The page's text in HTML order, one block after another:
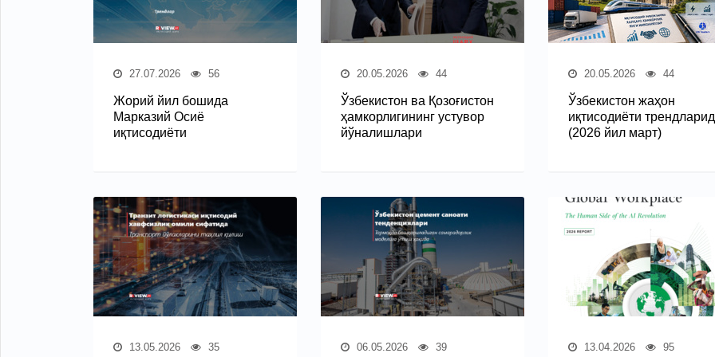
27.07.2026 56
Жорий йил бошида
Марказий Осиё
иқтисодиёти
20.05.2026 44
Ўзбекистон ва Қозоғистон
ҳамкорлигининг устувор
йўналишлари
20.05.2026 44
Ўзбекистон жаҳон
иқтисодиёти
(2026 йил март)
13.05.2026 35 06.05.2026 39 13.04.2026 95